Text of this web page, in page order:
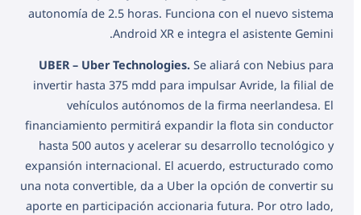
autonomía de 2.5 horas. Funciona con el nuevo sistema
Android XR e integra el asistente Gemini.
UBER – Uber Technologies. Se aliará con Nebius para
invertir hasta 375 mdd para impulsar Avride, la filial de
vehículos autónomos de la firma neerlandesa. El
financiamiento permitirá expandir la flota sin conductor
hasta 500 autos y acelerar su desarrollo tecnológico y
expansión internacional. El acuerdo, estructurado como
una nota convertible, da a Uber la opción de convertir su
aporte en participación accionaria futura. Por otro lado,